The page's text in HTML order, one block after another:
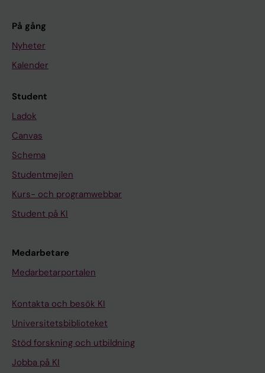
På gång
Nyheter
Kalender
Student
Ladok
Canvas
Schema
Studentmejlen
Kurs- och programwebbar
Student på KI
Medarbetare
Medarbetarportalen
Kontakta och besök KI
Universitetsbiblioteket
Stöd forskning och utbildning
Jobba på KI